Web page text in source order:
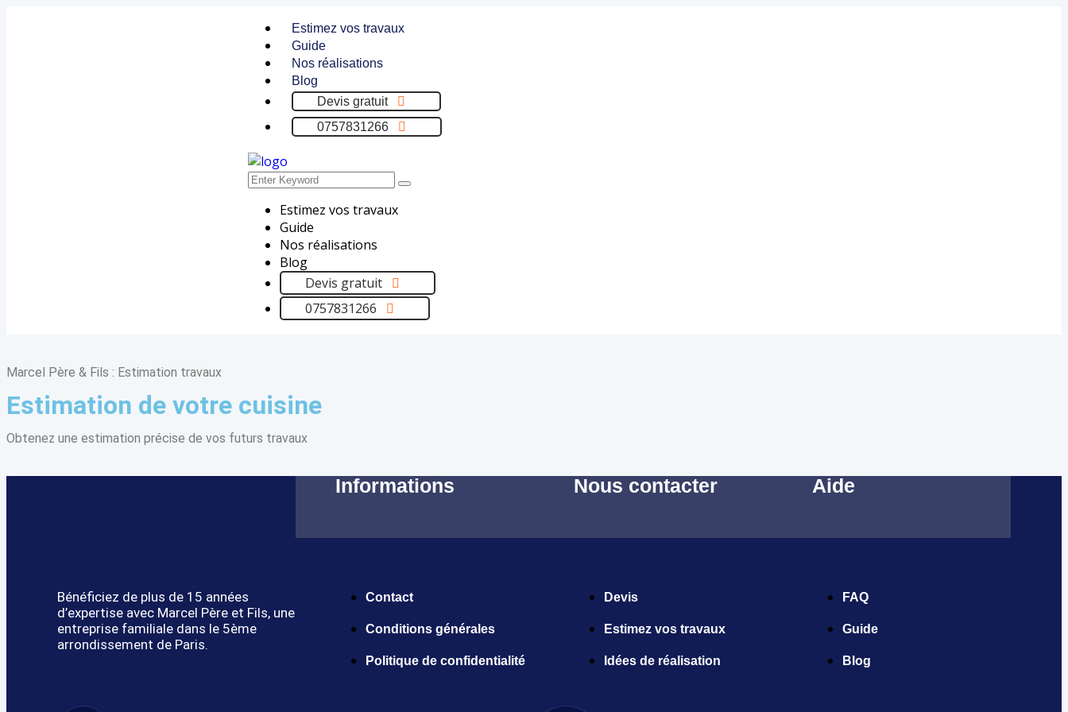
Estimez vos travaux
Guide
Nos réalisations
Blog
Devis gratuit
0757831266
Estimez vos travaux
Guide
Nos réalisations
Blog
Devis gratuit
0757831266
Marcel Père & Fils : Estimation travaux
Estimation de votre cuisine
Obtenez une estimation précise de vos futurs travaux
Informations Nous contacter Aide
Bénéficiez de plus de 15 années
d’expertise avec Marcel Père et Fils, une
entreprise familiale dans le 5ème
arrondissement de Paris.
Contact
Conditions générales
Politique de confidentialité
Devis
Estimez vos travaux
Idées de réalisation
FAQ
Guide
Blog